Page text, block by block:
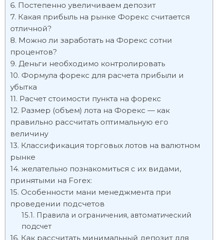
Постепенно увеличиваем депозит
Какая прибыль на рынке Форекс считается
отличной?
Можно ли заработать на Форекс сотни
процентов?
Деньги необходимо контролировать
Формула форекс для расчета прибыли и
убытка
Расчет стоимости пункта на форекс
Размер (объем) лота на Форекс — как
правильно рассчитать оптимальную его
величину
Классификация торговых лотов на валютном
рынке
желательно познакомиться с их видами,
принятыми на Forex:
Особенности мани менеджмента при
проведении подсчетов
Правила и ограничения, автоматический
подсчет
Как рассчитать минимальный депозит для